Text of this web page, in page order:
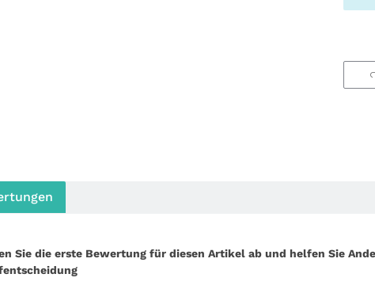
Sie die erste Bewertung für diesen Artikel ab und helfen Sie